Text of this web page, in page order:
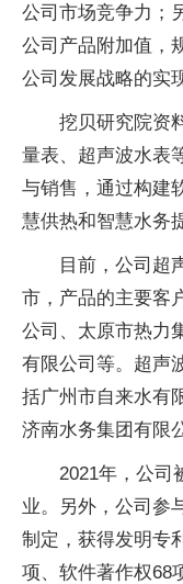
公司市场竞争力；
公司产品附加值，
公司发展战略的实
挖贝研究院资
量表、超声波水表
与销售，通过构建
慧供热和智慧水务
目前，公司超
市，产品的主要客
公司、太原市热力
有限公司等。超声
括广州市自来水有
济南水务集团有限
2021年，公司
业。另外，公司参
制定，获得发明专
项、软件著作权68